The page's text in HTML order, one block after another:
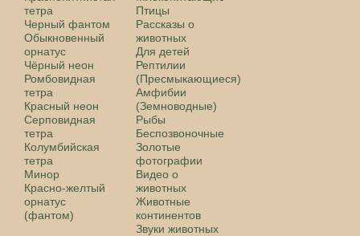
тетра
Черный фантом
Обыкновенный
орнатус
Чёрный неон
Ромбовидная
тетра
Красный неон
Серповидная
тетра
Колумбийская
тетра
Минор
Красно-желтый
орнатус
(фантом)
Птицы
Рассказы о
животных
Для детей
Рептилии
(Пресмыкающиеся)
Амфибии
(Земноводные)
Рыбы
Беспозвоночные
Золотые
фотографии
Видео о
животных
Животные
континентов
Звуки животных